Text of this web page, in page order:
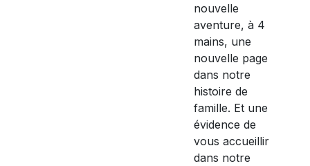
nouvelle
aventure, à 4
mains, une
nouvelle page
dans notre
histoire de
famille. Et une
évidence de
vous accueillir
dans notre